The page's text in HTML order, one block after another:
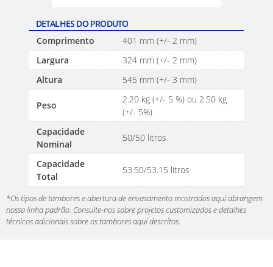
DETALHES DO PRODUTO
Comprimento
401 mm (+/- 2 mm)
Largura
324 mm (+/- 2 mm)
Altura
545 mm (+/- 3 mm)
Peso
2.20 kg (+/- 5 %) ou 2.50 kg
(+/- 5%)
Capacidade
Nominal
50/50 litros
Capacidade
Total
53.50/53.15 litros
*Os tipos de tambores e abertura de envasamento mostrados aqui abrangem
nossa linha padrão. Consulte-nos sobre projetos customizados e detalhes
técnicos adicionais sobre os tambores aqui descritos.